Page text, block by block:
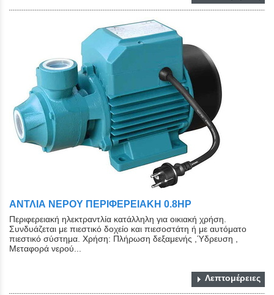
ΑΝΤΛΙΑ ΝΕΡΟΥ ΠΕΡΙΦΕΡΕΙΑΚΗ 0.8HP
Περιφερειακή ηλεκτραντλία κατάλληλη για οικιακή χρήση.
Συνδυάζεται με πιεστικό δοχείο και πιεσοστάτη ή με αυτόματο
πιεστικό σύστημα. Χρήση: Πλήρωση δεξαμενής ,Ύδρευση ,
Μεταφορά νερού...
Λεπτομέρειες